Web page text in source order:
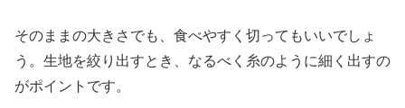
そのままの大きさでも、食べやすく切ってもいいでしょ
う。生地を絞り出すとき、なるべく糸のように細く出すの
がポイントです。